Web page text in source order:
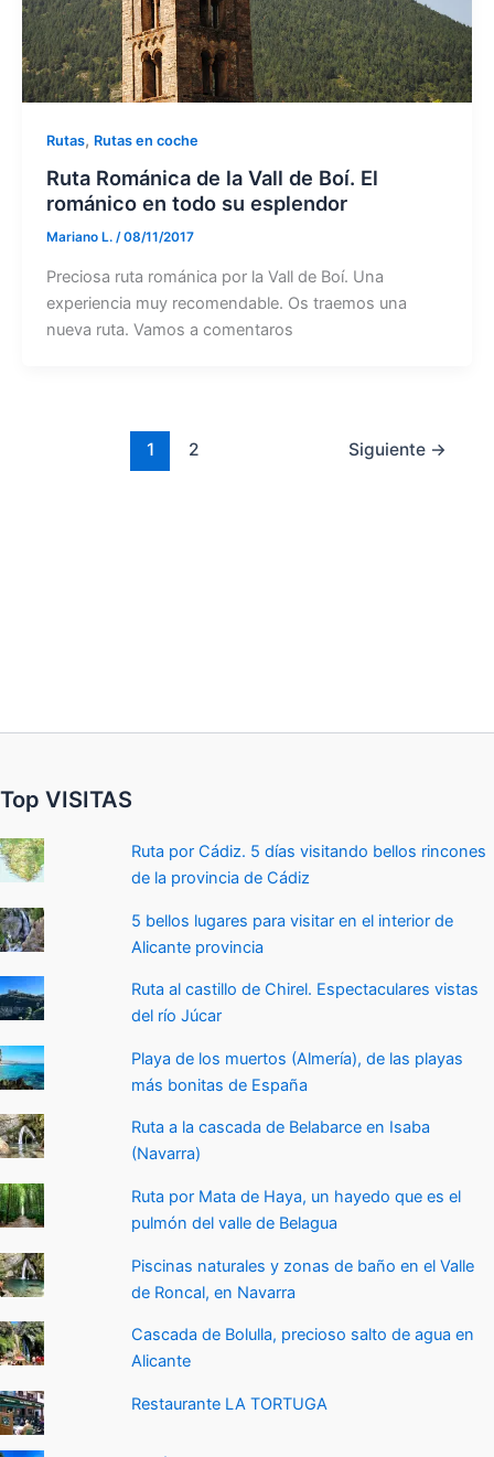
Rutas, Rutas en coche
Ruta Románica de la Vall de Boí. El
románico en todo su esplendor
Mariano L. /08/11/2017
Preciosa ruta románica por la Vall de Boí. Una
experiencia muy recomendable. Os traemos una
nueva ruta. Vamos a comentaros
1 2 Siguiente →
Top VISITAS
Ruta por Cádiz. 5 días visitando bellos rincones
de la provincia de Cádiz
5 bellos lugares para visitar en el interior de
Alicante provincia
Ruta al castillo de Chirel. Espectaculares vistas
del río Júcar
Playa de los muertos (Almería), de las playas
más bonitas de España
Ruta a la cascada de Belabarce en Isaba
(Navarra)
Ruta por Mata de Haya, un hayedo que es el
pulmón del valle de Belagua
Piscinas naturales y zonas de baño en el Valle
de Roncal, en Navarra
Cascada de Bolulla, precioso salto de agua en
Alicante
Restaurante LA TORTUGA